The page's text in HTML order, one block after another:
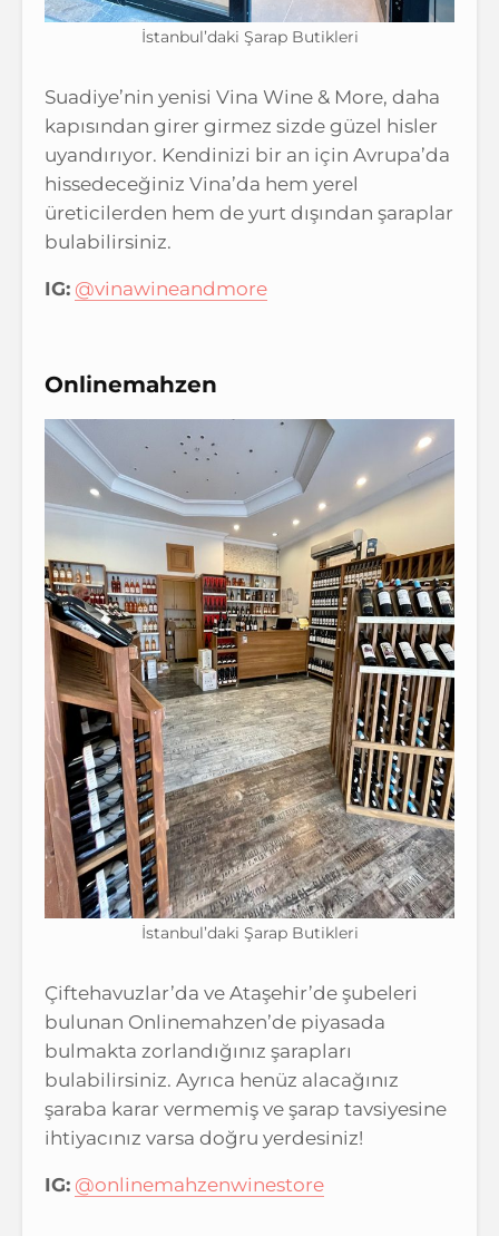
İstanbul’daki Şarap Butikleri
Suadiye’nin yenisi Vina Wine & More, daha
kapısından girer girmez sizde güzel hisler
uyandırıyor. Kendinizi bir an için Avrupa’da
hissedeceğiniz Vina’da hem yerel
üreticilerden hem de yurt dışından şaraplar
bulabilirsiniz.
IG: @vinawineandmore
Onlinemahzen
İstanbul’daki Şarap Butikleri
Çiftehavuzlar’da ve Ataşehir’de şubeleri
bulunan Onlinemahzen’de piyasada
bulmakta zorlandığınız şarapları
bulabilirsiniz. Ayrıca henüz alacağınız
şaraba karar vermemiş ve şarap tavsiyesine
ihtiyacınız varsa doğru yerdesiniz!
IG: @onlinemahzenwinestore